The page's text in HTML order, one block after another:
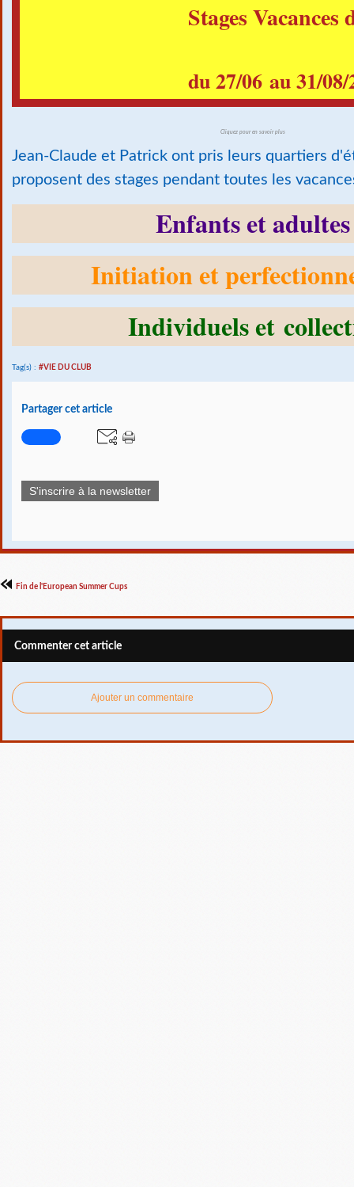
Stages Vacances
du 27/06 au 31/08/
Cliquez pour en savoir plus
Jean-Claude et Patrick ont pris leurs quartiers
proposent des stages pendant toutes les
Enfants et adultes
Initiation et
Individuels et
Tag(s) : #VIE DU CLUB
Partager cet article
S'inscrire à la newsletter
Fin de l'European Summer Cups
Commenter cet article
Ajouter un commentaire